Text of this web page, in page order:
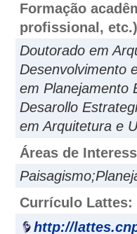
Formação
profissional, etc.)
Doutorado em
Desenvolvimento
em Planejamento
Desarollo
em Arquitetura e
Áreas de
Currículo Lattes:
http://